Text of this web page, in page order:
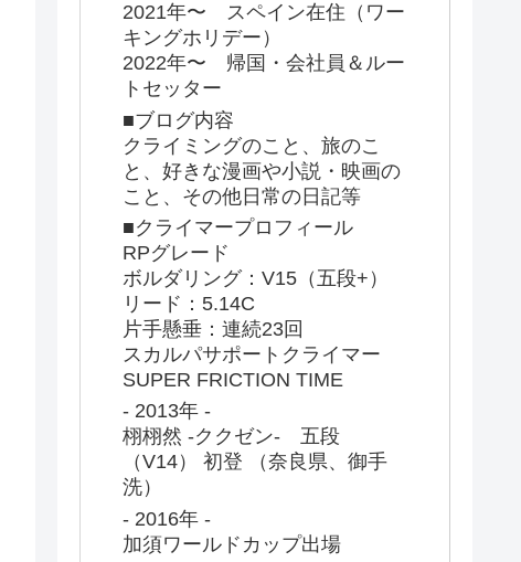
2021年〜 スペイン在住（ワー
キングホリデー）
2022年〜 帰国・会社員＆ルー
トセッター
■ブログ内容
クライミングのこと、旅のこ
と、好きな漫画や小説・映画の
こと、その他日常の日記等
■クライマープロフィール
RPグレード
ボルダリング：V15（五段+）
リード：5.14C
片手懸垂：連続23回
スカルパサポートクライマー
SUPER FRICTION TIME
- 2013年 -
栩栩然 -ククゼン- 五段
（V14） 初登 （奈良県、御手
洗）
- 2016年 -
加須ワールドカップ出場